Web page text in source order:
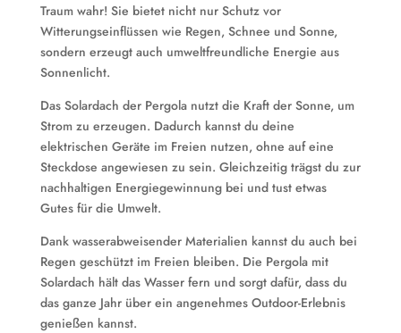
Traum wahr! Sie bietet nicht nur Schutz vor
Witterungseinflüssen wie Regen, Schnee und Sonne,
sondern erzeugt auch umweltfreundliche Energie aus
Sonnenlicht.
Das Solardach der Pergola nutzt die Kraft der Sonne, um
Strom zu erzeugen. Dadurch kannst du deine
elektrischen Geräte im Freien nutzen, ohne auf eine
Steckdose angewiesen zu sein. Gleichzeitig trägst du zur
nachhaltigen Energiegewinnung bei und tust etwas
Gutes für die Umwelt.
Dank wasserabweisender Materialien kannst du auch bei
Regen geschützt im Freien bleiben. Die Pergola mit
Solardach hält das Wasser fern und sorgt dafür, dass du
das ganze Jahr über ein angenehmes Outdoor-Erlebnis
genießen kannst.